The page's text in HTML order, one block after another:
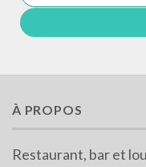
À PROPOS
Restaurant, bar et